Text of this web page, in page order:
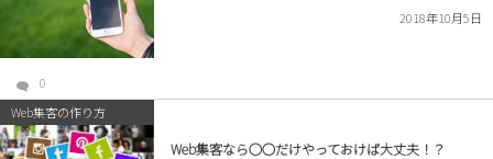
2018年10月5日
0
Web集客の作り方
Web集客なら○○だけやっておけば大丈夫！？